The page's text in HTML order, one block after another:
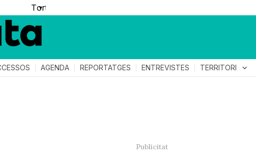
▼
AGENDA REPORTATGES ENTREVISTES TERRITORI expand_more